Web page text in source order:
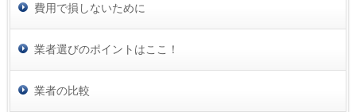
費用で損しないために
業者選びのポイントはここ！
業者の比較